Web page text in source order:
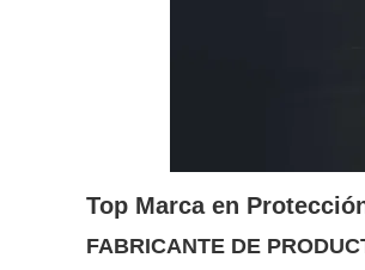
Top Marca en
FABRICANTE DE